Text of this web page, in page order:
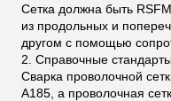
Сетка должна быть
из продольных и
другом с помощью
2. Справочные стандарты
Сварка проволочной
A185, а проволочная